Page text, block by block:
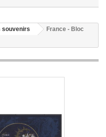
souvenirs
France - Bloc